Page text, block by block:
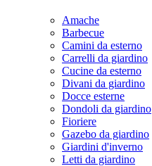
Amache
Barbecue
Camini da esterno
Carrelli da giardino
Cucine da esterno
Divani da giardino
Docce esterne
Dondoli da giardino
Fioriere
Gazebo da giardino
Giardini d'inverno
Letti da giardino